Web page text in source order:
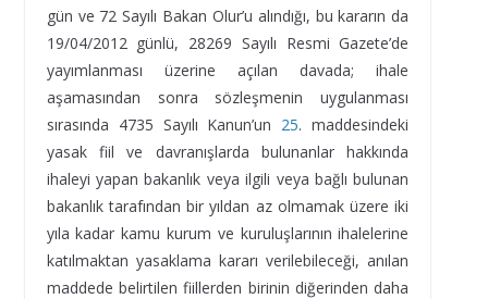
gün ve 72 Sayılı Bakan Olur’u alındığı, bu kararın da
19/04/2012 günlü, 28269 Sayılı Resmi Gazete’de
yayımlanması üzerine açılan davada; ihale
aşamasından sonra sözleşmenin uygulanması
sırasında 4735 Sayılı Kanun’un 25. maddesindeki
yasak fiil ve davranışlarda bulunanlar hakkında
ihaleyi yapan bakanlık veya ilgili veya bağlı bulunan
bakanlık tarafından bir yıldan az olmamak üzere iki
yıla kadar kamu kurum ve kuruluşlarının ihalelerine
katılmaktan yasaklama kararı verilebileceği, anılan
maddede belirtilen fiillerden birinin diğerinden daha